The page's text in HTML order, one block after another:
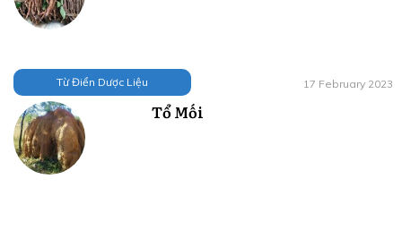
Từ Điển Dược Liệu 17 February 2023
Tổ Mối